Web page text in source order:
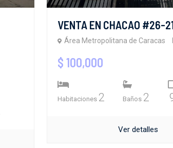
VENTA EN CHACAO #26-
Área Metropolitana de Caracas
$ 100,000
Habitaciones 2 Baños 2
Ver detalles